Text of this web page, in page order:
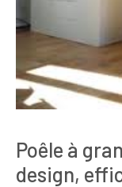
Poêle à
design,